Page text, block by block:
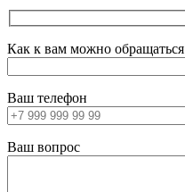
Как к вам можно обращаться
Ваш телефон
Ваш вопрос